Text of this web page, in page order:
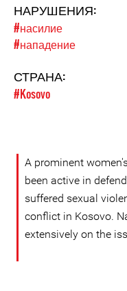
НАРУШЕНИЯ:
#насилие
#нападение
СТРАНА:
#Kosovo
A prominent
been active in
suffered sexual
conflict in Kosovo.
extensively on the